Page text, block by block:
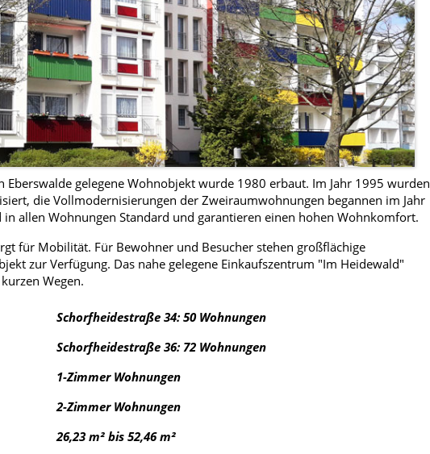
Eberswalde gelegene Wohnobjekt wurde 1980 erbaut. Im Jahr 1995 wurden
die Vollmodernisierungen der Zweiraumwohnungen begannen im Jahr
allen Wohnungen Standard und garantieren einen hohen Wohnkomfort.
für Mobilität. Für Bewohner und Besucher stehen großflächige
zur Verfügung. Das nahe gelegene Einkaufszentrum "Im Heidewald"
Wegen.
Schorfheidestraße 34: 50 Wohnungen
Schorfheidestraße 36: 72 Wohnungen
1-Zimmer Wohnungen
2-Zimmer Wohnungen
26,23 m² bis 52,46 m²